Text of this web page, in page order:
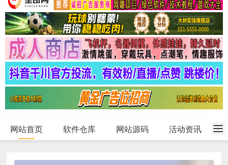
网站首页 软件仓库 网站源码 活动资讯